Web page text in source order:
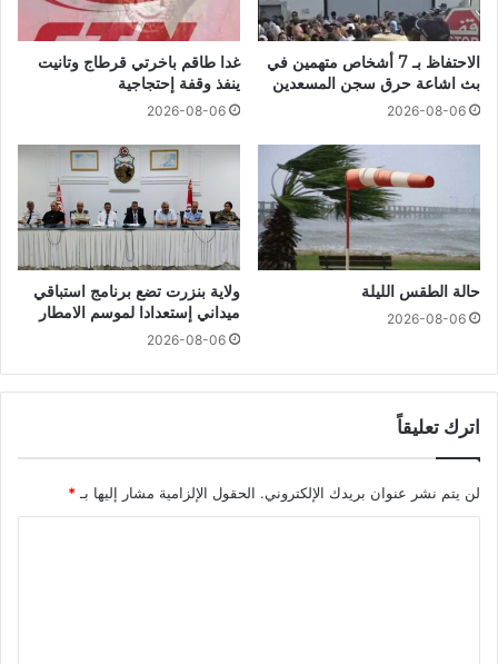
الاحتفاظ بـ 7 أشخاص متهمين في
بث اشاعة حرق سجن المسعدين
2026-08-06
غدا طاقم باخرتي قرطاج وتانيت
ينفذ وقفة إحتجاجية
2026-08-06
حالة الطقس الليلة
2026-08-06
ولاية بنزرت تضع برنامج استباقي
ميداني إستعدادا لموسم الامطار
2026-08-06
اترك تعليقاً
لن يتم نشر عنوان بريدك الإلكتروني. الحقول الإلزامية مشار إليها بـ *